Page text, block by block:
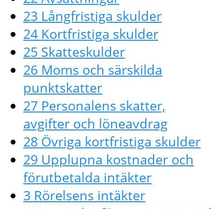
23 Långfristiga skulder
24 Kortfristiga skulder
25 Skatteskulder
26 Moms och särskilda
punktskatter
27 Personalens skatter,
avgifter och löneavdrag
28 Övriga kortfristiga skulder
29 Upplupna kostnader och
förutbetalda intäkter
3 Rörelsens intäkter